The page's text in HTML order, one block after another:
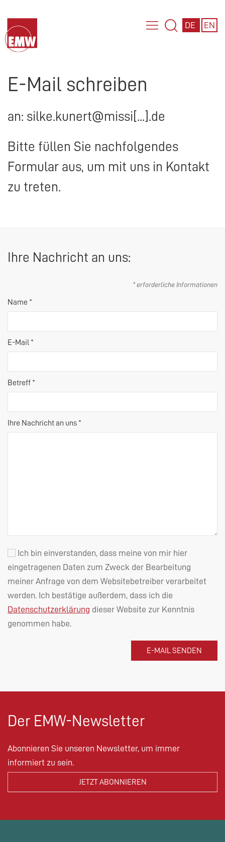
DE EN
E-Mail schreiben
an: silke.kunert@missi[...].de
Bitte füllen Sie nachfolgendes
Formular aus, um mit uns in Kontakt
zu treten.
Ihre Nachricht an uns:
* erforderliche Informationen
Name *
E-Mail *
Betreff *
Ihre Nachricht an uns *
Ich bin einverstanden, dass meine von mir hier
eingetragenen Daten zum Zweck der Bearbeitung
meiner Anfrage von dem Websitebetreiber verarbeitet
werden. Ich bestätige außerdem, dass ich die
Datenschutzerklärung dieser Website zur Kenntnis
genommen habe.
Der EMW-Newsletter
Abonnieren Sie unseren Newsletter, um immer
informiert zu sein.